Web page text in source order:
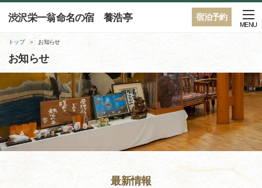
宿泊予約
渋沢栄一翁命名の宿 養浩亭
MENU
トップ お知らせ
お知らせ
最新情報